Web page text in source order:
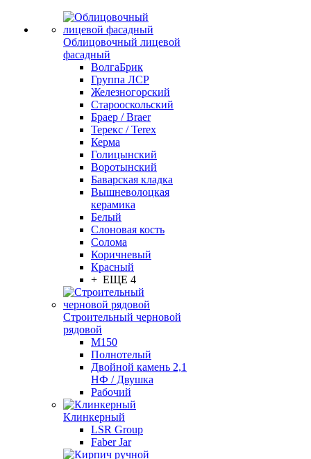
Облицовочный лицевой
фасадный
ВолгаБрик
Группа ЛСР
Железногорский
Старооскольский
Браер / Braer
Терекс / Terex
Керма
Голицынский
Воротынский
Баварская кладка
Вышневолоцкая
керамика
Белый
Слоновая кость
Солома
Коричневый
Красный
+ ЕЩЕ 4
Строительный черновой
рядовой
М150
Полнотелый
Двойной камень 2,1
НФ / Двушка
Рабочий
Клинкерный
LSR Group
Faber Jar